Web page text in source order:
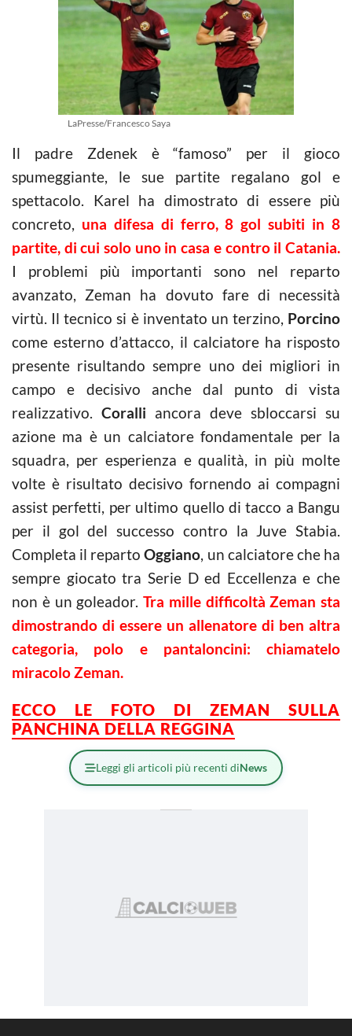
LaPresse/Francesco Saya
Il padre Zdenek è “famoso” per il gioco
spumeggiante, le sue partite regalano gol e
spettacolo. Karel ha dimostrato di essere più
concreto, una difesa di ferro, 8 gol subiti in 8
partite, di cui solo uno in casa e contro il Catania.
I problemi più importanti sono nel reparto
avanzato, Zeman ha dovuto fare di necessità
virtù. Il tecnico si è inventato un terzino, Porcino
come esterno d’attacco, il calciatore ha risposto
presente risultando sempre uno dei migliori in
campo e decisivo anche dal punto di vista
realizzativo. Coralli ancora deve sbloccarsi su
azione ma è un calciatore fondamentale per la
squadra, per esperienza e qualità, in più molte
volte è risultato decisivo fornendo ai compagni
assist perfetti, per ultimo quello di tacco a Bangu
per il gol del successo contro la Juve Stabia.
Completa il repartoOggiano, un calciatore che ha
sempre giocato tra Serie D ed Eccellenza e che
non è un goleador. Tra mille difficoltà Zeman sta
dimostrando di essere un allenatore di ben altra
categoria, polo e pantaloncini: chiamatelo
miracolo Zeman.
ECCO LE FOTO DI ZEMAN SULLA
PANCHINA DELLA REGGINA
Leggi gli articoli più recenti diNews